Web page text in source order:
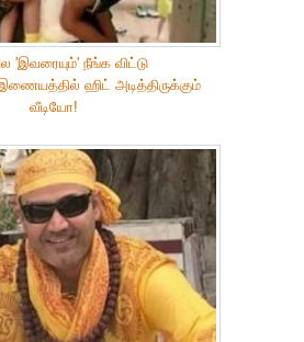
'இவரையும்' நீங்க விட்டு
ஹிட் அடித்திருக்கும்
வீடியோ!